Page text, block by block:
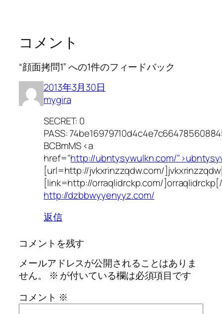
コメント
“顔面拷問1” への1件のフィードバック
2013年3月30日
mygira
SECRET: 0
PASS:
BCBmMS <a
href="http://ubntysywulkn.com/
[url=http://jvkxrinzzqdw.com/
[link=http://orraqlidrckp.com/
http://dzbbwyyenyyz.com/
返信
コメントを残す
メールアドレスが公開されることはありま
せん。
※ が付いている欄は必須項目です
コメント ※